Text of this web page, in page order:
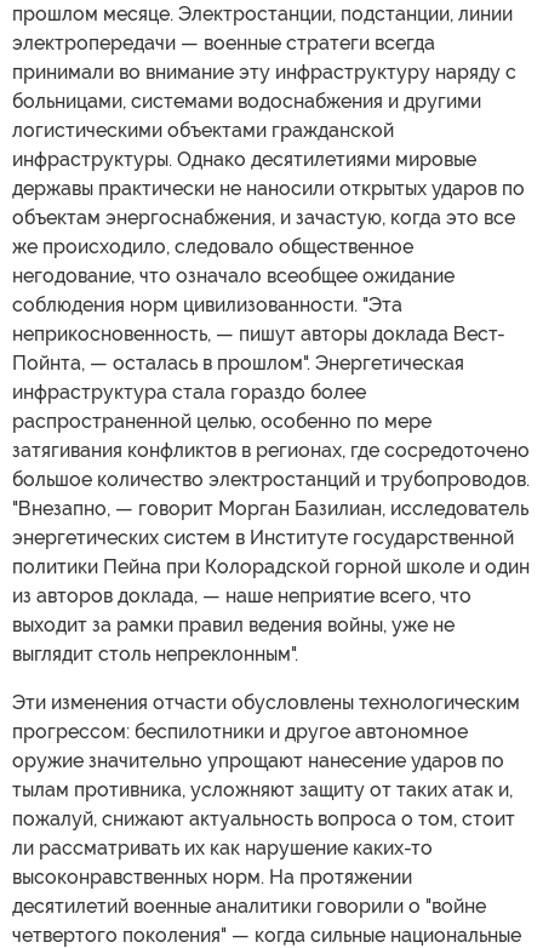
прошлом месяце. Электростанции, подстанции, линии
электропередачи — военные стратеги всегда
принимали во внимание эту инфраструктуру наряду с
больницами, системами водоснабжения и другими
логистическими объектами гражданской
инфраструктуры. Однако десятилетиями мировые
державы практически не наносили открытых ударов по
объектам энергоснабжения, и зачастую, когда это все
же происходило, следовало общественное
негодование, что означало всеобщее ожидание
соблюдения норм цивилизованности. "Эта
неприкосновенность, — пишут авторы доклада Вест-
Пойнта, — осталась в прошлом". Энергетическая
инфраструктура стала гораздо более
распространенной целью, особенно по мере
затягивания конфликтов в регионах, где сосредоточено
большое количество электростанций и трубопроводов.
"Внезапно, — говорит Морган Базилиан, исследователь
энергетических систем в Институте государственной
политики Пейна при Колорадской горной школе и один
из авторов доклада, — наше неприятие всего, что
выходит за рамки правил ведения войны, уже не
выглядит столь непреклонным".
Эти изменения отчасти обусловлены технологическим
прогрессом: беспилотники и другое автономное
оружие значительно упрощают нанесение ударов по
тылам противника, усложняют защиту от таких атак и,
пожалуй, снижают актуальность вопроса о том, стоит
ли рассматривать их как нарушение каких-то
высоконравственных норм. На протяжении
десятилетий военные аналитики говорили о "войне
четвертого поколения" — когда сильные национальные